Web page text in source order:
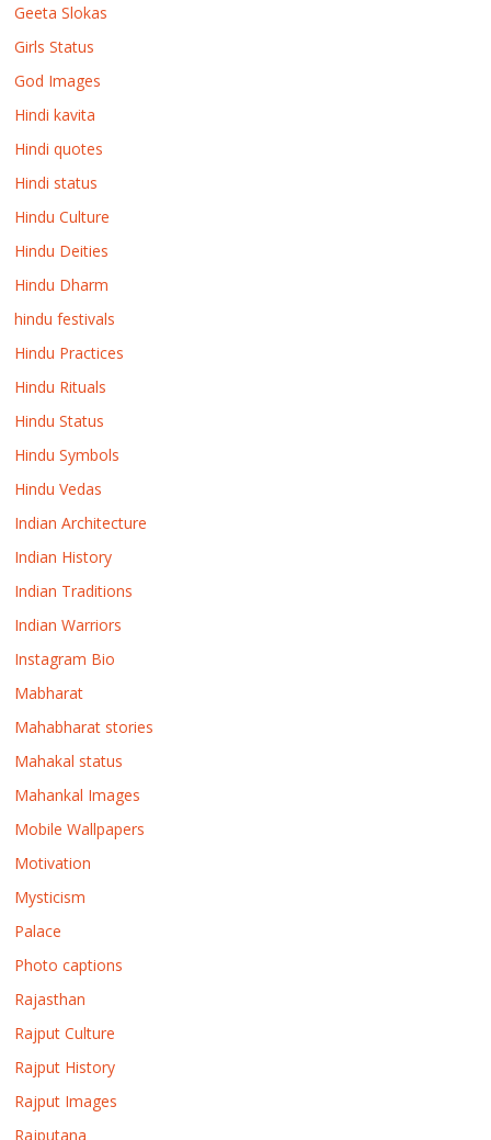
Geeta Slokas
Girls Status
God Images
Hindi kavita
Hindi quotes
Hindi status
Hindu Culture
Hindu Deities
Hindu Dharm
hindu festivals
Hindu Practices
Hindu Rituals
Hindu Status
Hindu Symbols
Hindu Vedas
Indian Architecture
Indian History
Indian Traditions
Indian Warriors
Instagram Bio
Mabharat
Mahabharat stories
Mahakal status
Mahankal Images
Mobile Wallpapers
Motivation
Mysticism
Palace
Photo captions
Rajasthan
Rajput Culture
Rajput History
Rajput Images
Rajputana